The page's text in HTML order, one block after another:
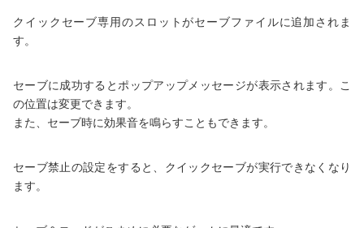
クイックセーブ専用のスロットがセーブファイルに追加されま
す。
セーブに成功するとポップアップメッセージが表示されます。こ
の位置は変更できます。
また、セーブ時に効果音を鳴らすこともできます。
セーブ禁止の設定をすると、クイックセーブが実行できなくなり
ます。